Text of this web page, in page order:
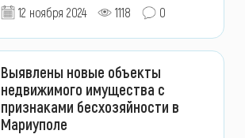
12 ноября 2024 1118 0
Выявлены новые объекты
недвижимого имущества с
признаками бесхозяйности в
Мариуполе